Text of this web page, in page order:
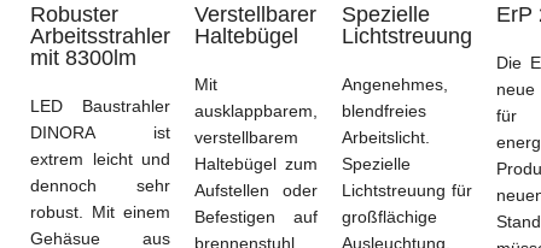
Robuster
Arbeitsstrahler
mit 8300lm
LED Baustrahler
DINORA ist
extrem leichtund
dennoch sehr
robust.
Mit einem
Gehäsue aus
Verstellbarer
Haltebügel
Mit
ausklappbarem,
verstellbarem
Haltebügel zum
Aufstellen oder
Befestigen auf
brennenstuhl
Spezielle
Lichtstreuung
Angenehmes,
blendfreies
Arbeitslicht.
Spezielle
Lichtstreuung für
großflächige
Ausleuchtung
ErP
Die
für